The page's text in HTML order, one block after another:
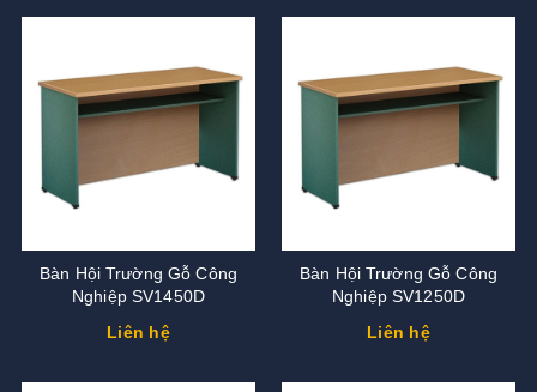
Bàn Hội Trường Gỗ Công
Nghiệp SV1450D
Liên hệ
Bàn Hội Trường Gỗ Công
Nghiệp SV1250D
Liên hệ